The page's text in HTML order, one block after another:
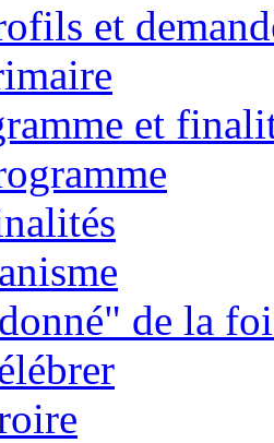
et
et
de la